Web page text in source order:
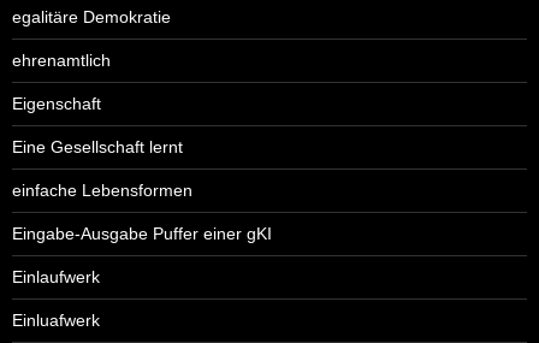
egalitäre Demokratie
ehrenamtlich
Eigenschaft
Eine Gesellschaft lernt
einfache Lebensformen
Eingabe-Ausgabe Puffer einer gKI
Einlaufwerk
Einluafwerk